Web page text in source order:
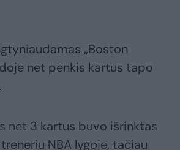
„Boston
net penkis kartus tapo
net 3 kartus buvo išrinktas
NBA lygoje, tačiau